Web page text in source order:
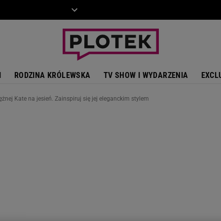
RODZINA KRÓLEWSKA TV SHOW I WYDARZENIA
Kate na jesień. Zainspiruj się jej eleganckim stylem